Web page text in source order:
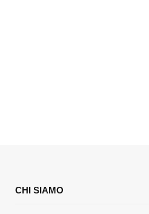
CHI SIAMO